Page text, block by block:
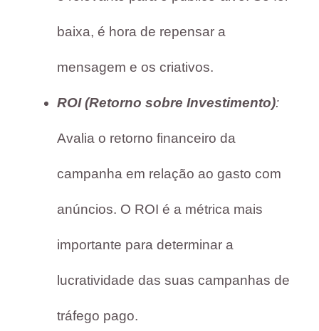
baixa, é hora de repensar a
mensagem e os criativos.
ROI (Retorno sobre Investimento):
Avalia o retorno financeiro da
campanha em relação ao gasto com
anúncios. O ROI é a métrica mais
importante para determinar a
lucratividade das suas campanhas de
tráfego pago.